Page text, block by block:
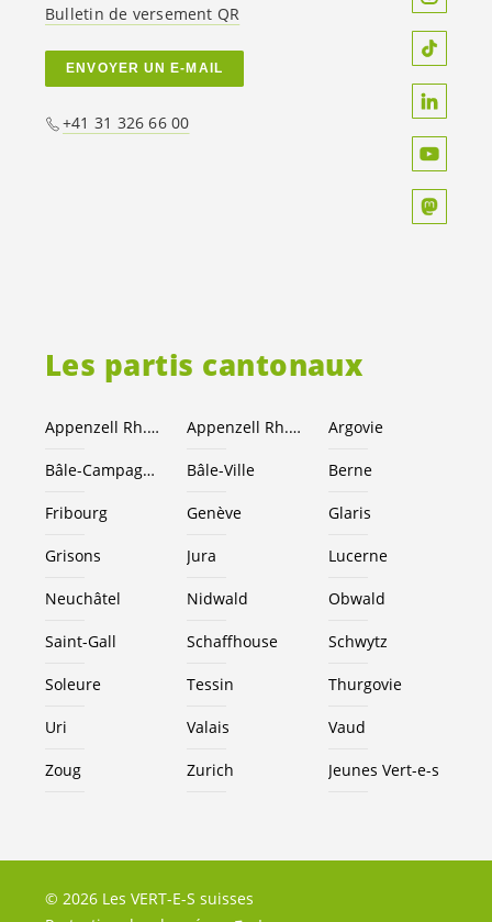
Les partis cantonaux
Appenzell Rh.-Ext. Appenzell Rh.-I. Argovie
Bâle-Campagne Bâle-Ville Berne
Fribourg Genève Glaris
Grisons Jura Lucerne
Neuchâtel Nidwald Obwald
Saint-Gall Schaffhouse Schwytz
Soleure Tessin Thurgovie
Uri Valais Vaud
Zoug Zurich Jeunes Vert-e-s
Bulletin de versement QR
ENVOYER UN E-MAIL
+41 31 326 66 00
© 2026 Les VERT-E-S suisses